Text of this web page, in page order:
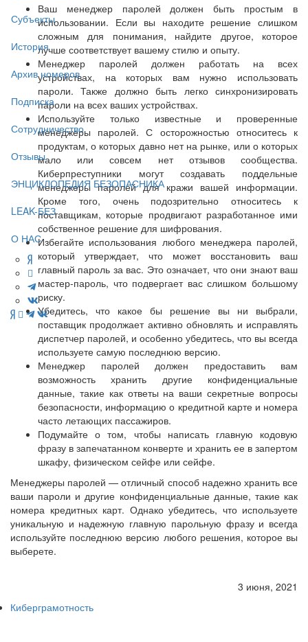
Субъекты
История
Архив номеров
Подписка
Сотрудничество
Отзывы
ЭНЦИКЛОПЕДИЯ БЕЗОПАСНИКА
LEAK-БЕЗ
О НАС
Ваш менеджер паролей должен быть простым в
использовании. Если вы находите решение слишком
сложным для понимания, найдите другое, которое
лучше соответствует вашему стилю и опыту.
Менеджер паролей должен работать на всех
устройствах, на которых вам нужно использовать
пароли. Также должно быть легко синхронизировать
пароли на всех ваших устройствах.
Используйте только известные и проверенные
менеджеры паролей. С осторожностью относитесь к
продуктам, о которых давно нет на рынке, или о которых
мало или совсем нет отзывов сообщества.
Киберпреступники могут создавать поддельные
менеджеры паролей для кражи вашей информации.
Кроме того, очень подозрительно относитесь к
поставщикам, которые продвигают разработанное ими
собственное решение для шифрования.
Избегайте использования любого менеджера паролей,
который утверждает, что может восстановить ваш
главный пароль за вас. Это означает, что они знают ваш
мастер-пароль, что подвергает вас слишком большому
риску.
Убедитесь, что какое бы решение вы ни выбрали,
поставщик продолжает активно обновлять и исправлять
диспетчер паролей, и особенно убедитесь, что вы всегда
используете самую последнюю версию.
Менеджер паролей должен предоставить вам
возможность хранить другие конфиденциальные
данные, такие как ответы на ваши секретные вопросы
безопасности, информацию о кредитной карте и номера
часто летающих пассажиров.
Подумайте о том, чтобы написать главную кодовую
фразу в запечатанном конверте и хранить ее в запертом
шкафу, физическом сейфе или сейфе.
Менеджеры паролей — отличный способ надежно хранить все
ваши пароли и другие конфиденциальные данные, такие как
номера кредитных карт. Однако убедитесь, что используете
уникальную и надежную главную парольную фразу и всегда
используйте последнюю версию любого решения, которое вы
выберете.
3 июня, 2021
Киберграмотность